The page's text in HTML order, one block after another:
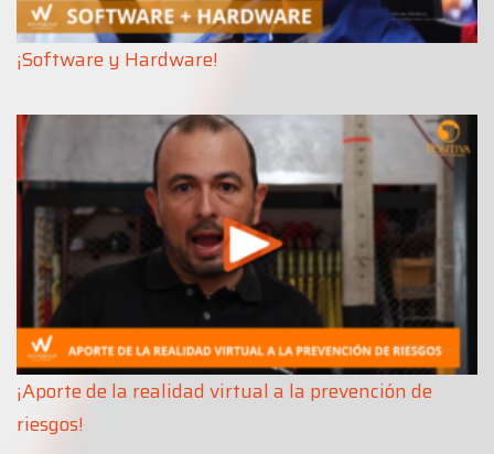
¡Software y Hardware!
¡Aporte de la realidad virtual a la prevención de
riesgos!